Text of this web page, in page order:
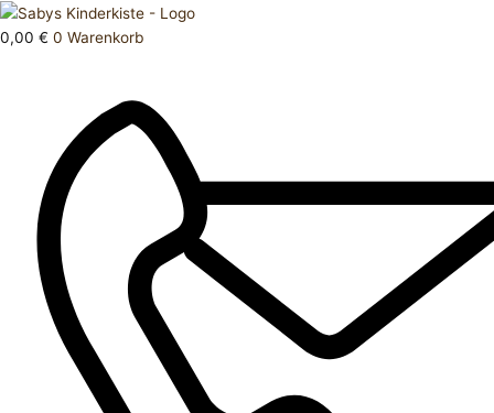
Zum
Inhalt
0,00 € 0 Warenkorb
Products
search
Schuhe
Gr